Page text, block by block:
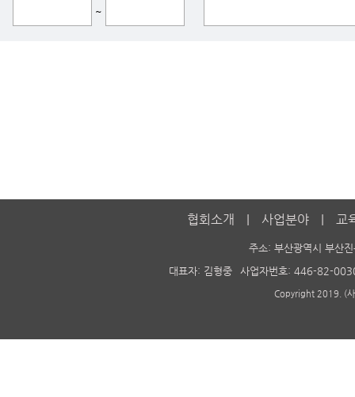
~
협회소개 사업분야 교
주소: 부산광역시 부산
대표자: 김형중
사업자번호: 446-82-
Copyright 2019. (사